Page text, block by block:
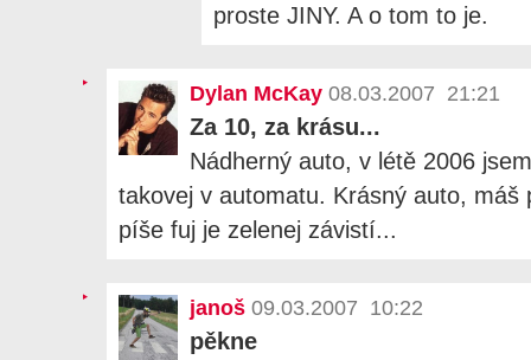
proste JINY. A o tom to je.
Dylan McKay 08.03.2007 21:21
Za 10, za krásu...
Nádherný auto, v létě 2006
takovej v automatu. Krásný auto, máš
píše fuj je zelenej závistí...
janoš 09.03.2007 10:22
pěkne